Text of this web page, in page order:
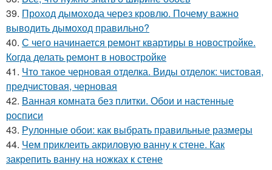
39. Проход дымохода через кровлю. Почему важно
выводить дымоход правильно?
40. С чего начинается ремонт квартиры в новостройке.
Когда делать ремонт в новостройке
41. Что такое черновая отделка. Виды отделок: чистовая,
предчистовая, черновая
42. Ванная комната без плитки. Обои и настенные
росписи
43. Рулонные обои: как выбрать правильные размеры
44. Чем приклеить акриловую ванну к стене. Как
закрепить ванну на ножках к стене